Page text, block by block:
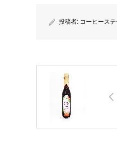
投稿者: コーヒース